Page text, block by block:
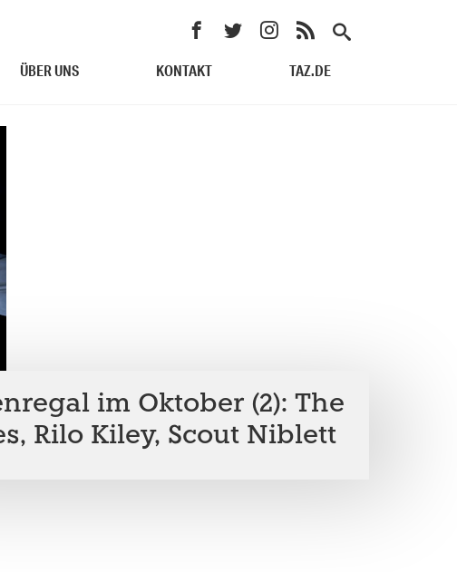
ÜBER UNS KONTAKT TAZ.DE
im Oktober (2): The
Rilo Kiley, Scout Niblett